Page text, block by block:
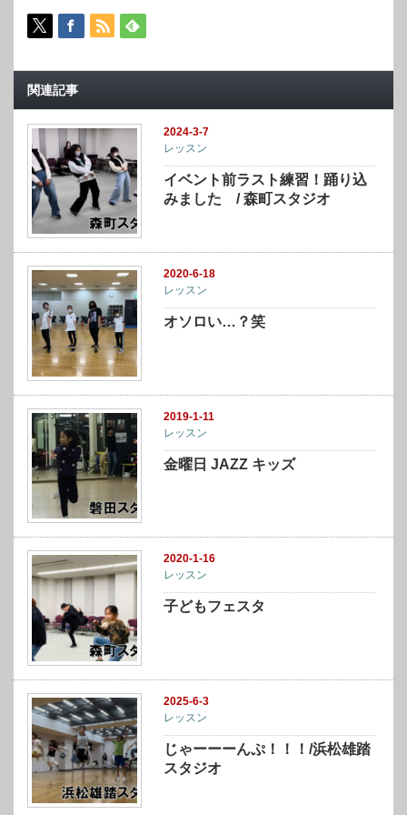
関連記事
2024-3-7
レッスン
イベント前ラスト練習！踊り込
みました / 森町スタジオ
2020-6-18
レッスン
オソロい…？笑
2019-1-11
レッスン
金曜日 JAZZ キッズ
2020-1-16
レッスン
子どもフェスタ
2025-6-3
レッスン
じゃーーーんぷ！！！/浜松雄踏
スタジオ